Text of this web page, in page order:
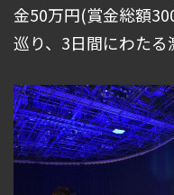
金50万円(賞金総額
巡り、3日間にわたる